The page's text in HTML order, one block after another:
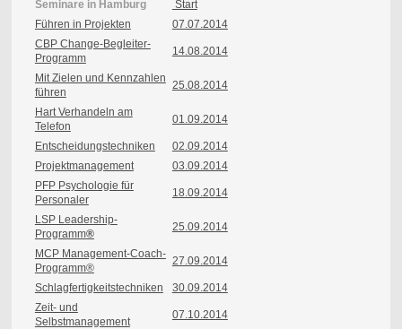
Seminare in Hamburg
Start
Führen in Projekten
07.07.2014
CBP Change-Begleiter-
Programm
14.08.2014
Mit Zielen und Kennzahlen
führen
25.08.2014
Hart Verhandeln am
Telefon
01.09.2014
Entscheidungstechniken
02.09.2014
Projektmanagement
03.09.2014
PFP Psychologie für
Personaler
18.09.2014
LSP Leadership-
Programm®
25.09.2014
MCP Management-Coach-
Programm®
27.09.2014
Schlagfertigkeitstechniken 30.09.2014
Zeit- und
Selbstmanagement
07.10.2014